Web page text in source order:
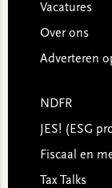
Vacatures
Over ons
Adverteren
NDFR
JES! (ESG
Fiscaal en
Tax Talks